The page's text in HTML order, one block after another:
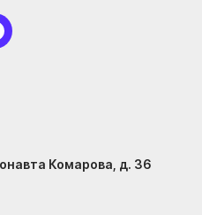
Комарова, д. 36